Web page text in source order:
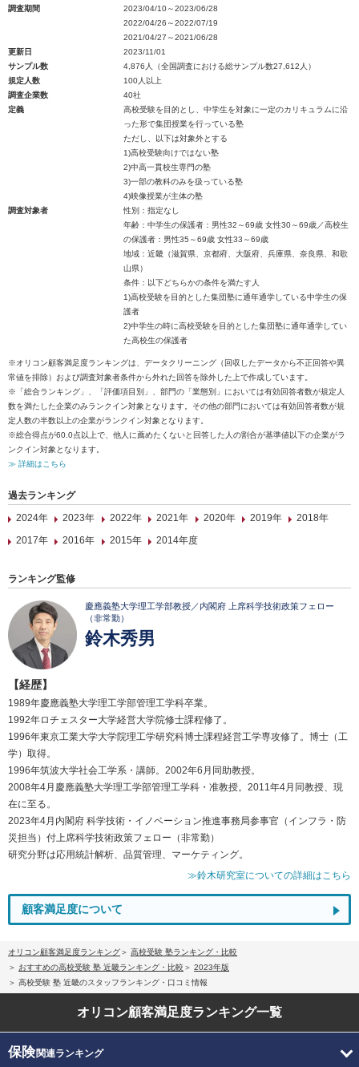
調査期間
2023/04/10～2023/06/28
2022/04/26～2022/07/19
2021/04/27～2021/06/28
更新日
2023/11/01
サンプル数
4,876人（全国調査における総サンプル数27,612人）
規定人数
100人以上
調査企業数
40社
定義
高校受験を目的とし、中学生を対象に一定のカリキュラムに沿
った形で集団授業を行っている塾
ただし、以下は対象外とする
1)高校受験向けではない塾
2)中高一貫校生専門の塾
3)一部の教科のみを扱っている塾
4)映像授業が主体の塾
調査対象者
性別：指定なし
年齢：中学生の保護者：男性32～69歳 女性30～69歳／高校生
の保護者：男性35～69歳 女性33～69歳
地域：近畿（滋賀県、京都府、大阪府、兵庫県、奈良県、和歌
山県）
条件：以下どちらかの条件を満たす人
1)高校受験を目的とした集団塾に通年通学している中学生の保
護者
2)中学生の時に高校受験を目的とした集団塾に通年通学してい
た高校生の保護者
※オリコン顧客満足度ランキングは、データクリーニング（回収したデータから不正回答や異
常値を排除）および調査対象者条件から外れた回答を除外した上で作成しています。
※「総合ランキング」、「評価項目別」、部門の「業態別」においては有効回答者数が規定人
数を満たした企業のみランクイン対象となります。その他の部門においては有効回答者数が規
定人数の半数以上の企業がランクイン対象となります。
※総合得点が60.0点以上で、他人に薦めたくないと回答した人の割合が基準値以下の企業がラ
ンクイン対象となります。
≫ 詳細はこちら
過去ランキング
2024年
2023年 2022年 2021年 2020年 2019年
2018年
2017年
2016年 2015年 2014年度
ランキング監修
慶應義塾大学理工学部教授／内閣府 上席科学技術政策フェロー
（非常勤）
鈴木秀男
【経歴】
1989年慶應義塾大学理工学部管理工学科卒業。
1992年ロチェスター大学経営大学院修士課程修了。
1996年東京工業大学大学院理工学研究科博士課程経営工学専攻修了。博士（工
学）取得。
1996年筑波大学社会工学系・講師。2002年6月同助教授。
2008年4月慶應義塾大学理工学部管理工学科・准教授。2011年4月同教授、現
在に至る。
2023年4月内閣府 科学技術・イノベーション推進事務局参事官（インフラ・防
災担当）付上席科学技術政策フェロー（非常勤）
研究分野は応用統計解析、品質管理、マーケティング。
≫鈴木研究室についての詳細はこちら
顧客満足度について
オリコン顧客満足度ランキング
高校受験 塾ランキング・比較
おすすめの高校受験 塾 近畿ランキング・比較
2023年版
高校受験 塾 近畿のスタッフランキング・口コミ情報
オリコン顧客満足度ランキング一覧
保険関連ランキング